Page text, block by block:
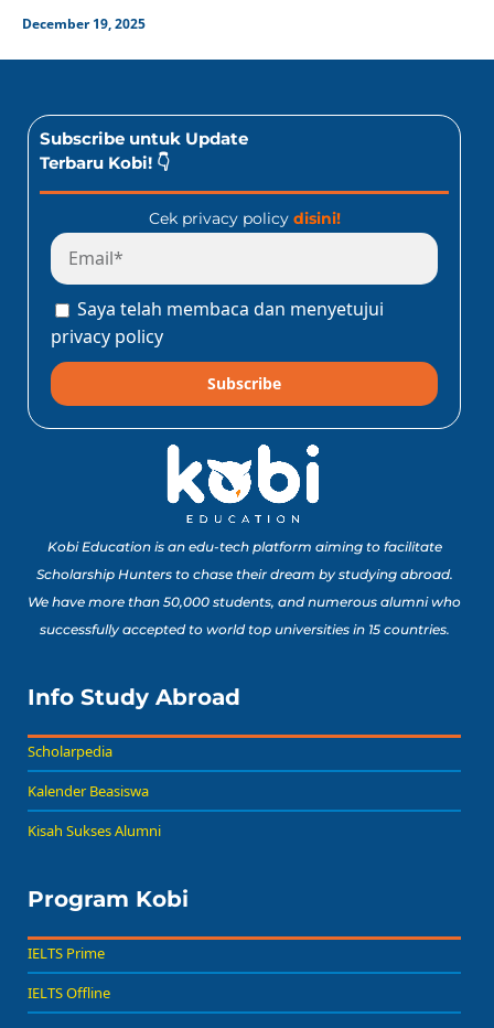
December 19, 2025
Subscribe untuk Update
Terbaru Kobi! 👇
Cek privacy policy disini!
Saya telah membaca dan menyetujui
privacy policy
Subscribe
Kobi Education is an edu-tech platform aiming to facilitate
Scholarship Hunters to chase their dream by studying abroad.
We have more than 50,000 students, and numerous alumni who
successfully accepted to world top universities in 15 countries.
Info Study Abroad
Scholarpedia
Kalender Beasiswa
Kisah Sukses Alumni
Program Kobi
IELTS Prime
IELTS Offline